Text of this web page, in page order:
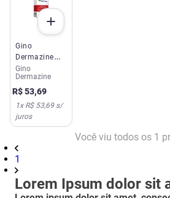
Gino
Dermazine
30G 6
Aplicações
Silvestre
Gino
Dermazine
R$53,69
1x R$ 53,69s/
juros
Você viu todos os 1
1
Lorem Ipsum dolor sit